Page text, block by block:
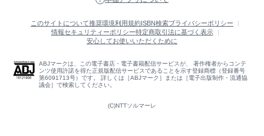
このサイトについて推奨環境利用規約 ISBN検索プライバシーポリシー
情報セキュリティーポリシー特定商取引法に基づく表示
安心してお使いいただくために
ABJマークは、この電子書店・電子書籍配信サービスが、 著作権者からコンテ
ンツ使用許諾を得た正規版配信サービスであることを示す登録商標（登録番号
第6091713号）です。 詳しくは［ABJマーク］または［電子出版制作・流通協
議会］で検索してください。
(C)NTTソルマーレ